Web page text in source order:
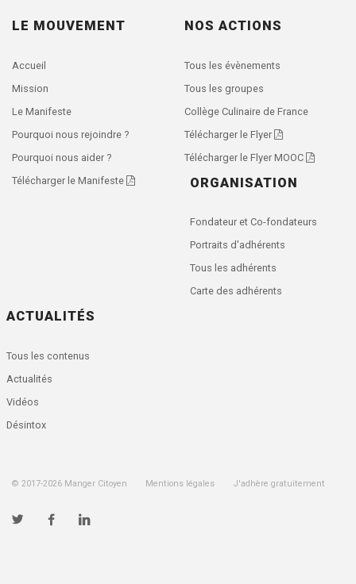
LE MOUVEMENT
Accueil
Mission
Le Manifeste
Pourquoi nous rejoindre ?
Pourquoi nous aider ?
Télécharger le Manifeste
NOS ACTIONS
Tous les évènements
Tous les groupes
Collège Culinaire de France
Télécharger le Flyer
Télécharger le Flyer MOOC
ORGANISATION
Fondateur et Co-fondateurs
Portraits d'adhérents
Tous les adhérents
Carte des adhérents
ACTUALITÉS
Tous les contenus
Actualités
Vidéos
Désintox
© 2017-2026 Manger Citoyen Mentions légales J'adhère gratuitement